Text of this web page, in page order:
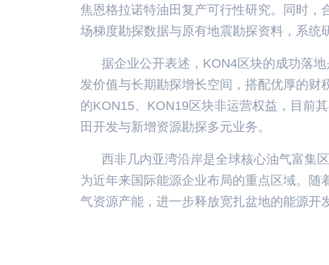
焦恩格拉诺特油田复产可行性研究。同时
场梯度勘探数据与原有地震勘探资料，系统
据企业公开表述，KON4区块的成功落
发价值与长期勘探增长空间，搭配优厚的
的KON15、KON19区块非运营权益，目前
田开发与新增资源勘探多元业务。
西非几内亚湾沿岸是全球核心油气富集
为近年来国际能源企业布局的重点区域。
气资源产能，进一步释放宽扎盆地的能源开